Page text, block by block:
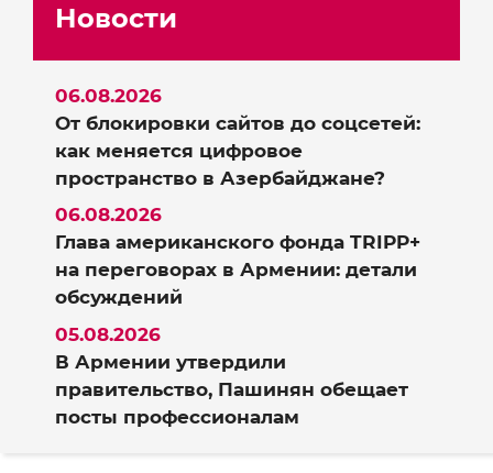
Новости
От блокировки сайтов до соцсетей:
как меняется цифровое
пространство в Азербайджане?
06.08.2026
Глава американского фонда TRIPP+
на переговорах в Армении: детали
обсуждений
06.08.2026
В Армении утвердили
правительство, Пашинян обещает
посты профессионалам
05.08.2026